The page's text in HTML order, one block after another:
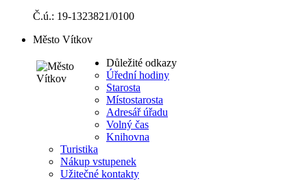
Č.ú.: 19-1323821/0100
Město Vítkov
Důležité odkazy
Úřední hodiny
Starosta
Místostarosta
Adresář úřadu
Volný čas
Knihovna
Turistika
Nákup vstupenek
Užitečné kontakty